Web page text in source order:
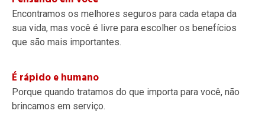
Encontramos os melhores seguros para cada etapa da
sua vida, mas você é livre para escolher os benefícios
que são mais importantes.
É rápido e humano
Porque quando tratamos do que importa para você, não
brincamos em serviço.